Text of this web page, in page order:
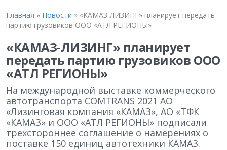
Главная » Новости » «КАМАЗ-ЛИЗИНГ» планирует передать
партию грузовиков ООО «АТЛ РЕГИОНЫ»
«КАМАЗ-ЛИЗИНГ» планирует
передать партию грузовиков ООО
«АТЛ РЕГИОНЫ»
На международной выставке коммерческого
автотранспорта COMTRANS 2021 АО
«Лизинговая компания «КАМАЗ», АО «ТФК
«КАМАЗ» и ООО «АТЛ РЕГИОНЫ» подписали
трехстороннее соглашение о намерениях о
поставке 150 единиц автотехники КАМАЗ.